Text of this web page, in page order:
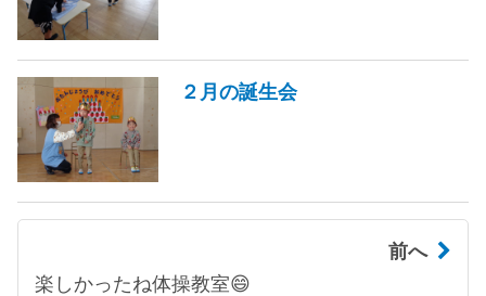
２月の誕生会
前へ
楽しかったね体操教室😄